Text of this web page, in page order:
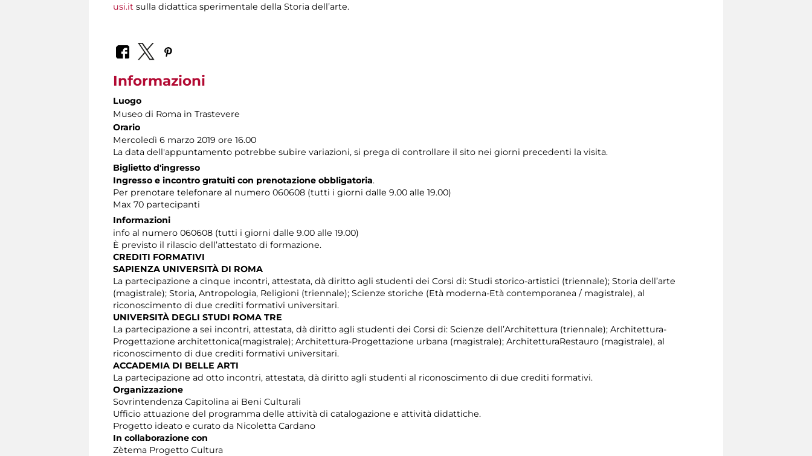
usi.it sulla didattica sperimentale della Storia dell’arte.
Informazioni
Luogo
Museo di Roma in Trastevere
Orario
Mercoledì 6 marzo 2019 ore 16.00
La data dell'appuntamento potrebbe subire variazioni, si prega di controllare il sito nei giorni precedenti la visita.
Biglietto d'ingresso
Ingresso e incontro gratuiti con prenotazione obbligatoria.
Per prenotare telefonare al numero 060608 (tutti i giorni dalle 9.00 alle 19.00)
Max 70 partecipanti
Informazioni
info al numero 060608 (tutti i giorni dalle 9.00 alle 19.00)
È previsto il rilascio dell’attestato di formazione.
CREDITI FORMATIVI
SAPIENZA UNIVERSITÀ DI ROMA
La partecipazione a cinque incontri, attestata, dà diritto agli studenti dei Corsi di: Studi storico-artistici (triennale); Storia dell’arte
(magistrale); Storia, Antropologia, Religioni (triennale); Scienze storiche (Età moderna-Età contemporanea / magistrale), al
riconoscimento di due crediti formativi universitari.
UNIVERSITÀ DEGLI STUDI ROMA TRE
La partecipazione a sei incontri, attestata, dà diritto agli studenti dei Corsi di: Scienze dell’Architettura (triennale); Architettura-
Progettazione architettonica(magistrale); Architettura-Progettazione urbana (magistrale); ArchitetturaRestauro (magistrale), al
riconoscimento di due crediti formativi universitari.
ACCADEMIA DI BELLE ARTI
La partecipazione ad otto incontri, attestata, dà diritto agli studenti al riconoscimento di due crediti formativi.
Organizzazione
Sovrintendenza Capitolina ai Beni Culturali
Ufficio attuazione del programma delle attività di catalogazione e attività didattiche.
Progetto ideato e curato da Nicoletta Cardano
In collaborazione con
Zètema Progetto Cultura